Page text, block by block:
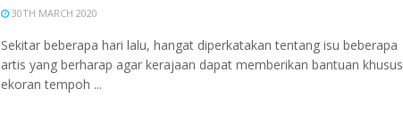
30TH MARCH 2020
Sekitar beberapa hari lalu, hangat diperkatakan tentang isu beberapa
artis yang berharap agar kerajaan dapat memberikan bantuan khusus
ekoran tempoh ...